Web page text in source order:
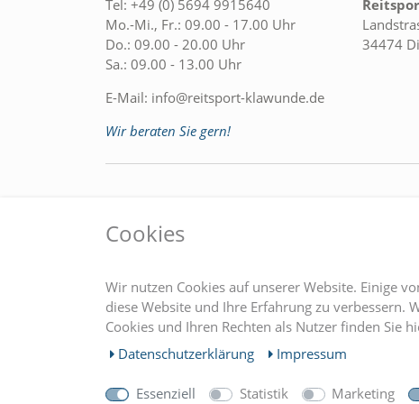
Tel: +49 (0) 5694 9915640
Mo.-Mi., Fr.: 09.00 - 17.00 Uhr
Do.: 09.00 - 20.00 Uhr
Sa.: 09.00 - 13.00 Uhr
E-Mail: info@reitsport-klawunde.de
Wir beraten Sie gern!
34474
» Versandkosten
» Widerrufsrecht
» Widerrufsformular
Login
Cookies
Wir nutzen Cookies auf unserer Website. Einige
diese Website und Ihre Erfahrung zu
Cookies und Ihren Rechten als Nutzer finden Sie
Daten­schutz­erklärung
Impressum
Essenziell Statistik Marketing